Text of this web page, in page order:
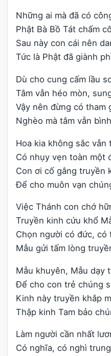
Những ai mà đã có
Phật Bà Bồ Tát chấm
Sau này con cái nên
Tức là Phật đã giành
Dù cho cung cấm lầu
Tâm vẫn héo mòn,
Vậy nên đừng có tham
Nghèo mà tâm vẫn
Hoa kia không sắc vẫn
Có nhụy vẹn toàn một
Con ơi cố gắng truyền
Để cho muôn vạn
Việc Thánh con chớ
Truyền kinh cứu khổ
Chọn người có đức, có
Mẫu gửi tấm lòng
Mẫu khuyên, Mẫu dạy
Để cho con trẻ chúng
Kinh này truyền khắp
Thập kinh Tam bảo
Làm người cần nhất
Có nghĩa, có nghì